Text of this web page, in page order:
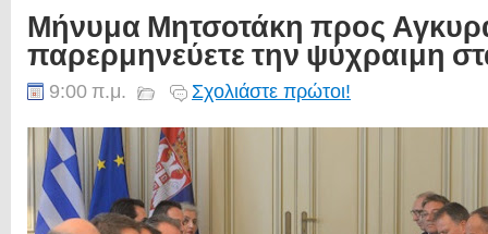
Μήνυμα Μητσοτάκη προς
παρερμηνεύετε την ψύχραιμη
9:00 π.μ. Σχολιάστε πρώτοι!